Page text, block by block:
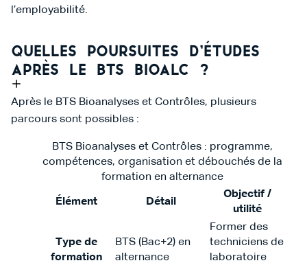
l’employabilité.
Quelles poursuites d’études
après le BTS BIOALC ?
Après le BTS Bioanalyses et Contrôles, plusieurs
parcours sont possibles :
BTS Bioanalyses et Contrôles : programme,
compétences, organisation et débouchés de la
formation en alternance
Élément Détail
Objectif /
utilité
Type de
formation
BTS (Bac+2) en
alternance
Former des
techniciens de
laboratoire